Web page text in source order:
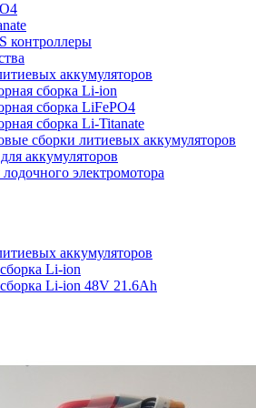
контроллеры
аккумуляторов
сборка Li-ion
сборка LiFePO4
сборка Li-Titanate
сборки литиевых аккумуляторов
аккумуляторов
электромотора
аккумуляторов
Li-ion
Li-ion 48V 21.6Ah